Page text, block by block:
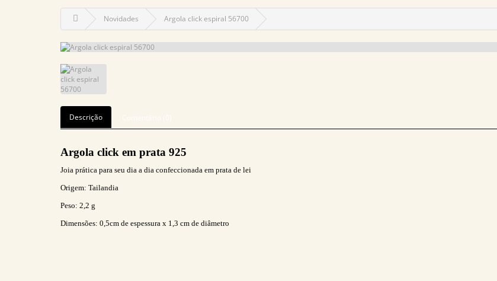
Novidades Argola click espiral 56700
Descrição
Argola click em prata 925
Joia prática para seu dia a dia confeccionada em prata de lei
Origem: Tailandia
Peso: 2,2 g
Dimensões: 0,5cm de espessura x 1,3 cm de diâmetro